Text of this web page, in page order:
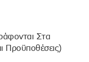
Στα
Προϋποθέσεις)